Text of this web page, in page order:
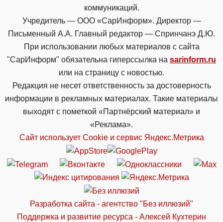
коммуникаций.
Учредитель — ООО «СарИнформ». Директор —
Письменный А.А. Главный редактор — Спринчанэ Д.Ю.
При использовании любых материалов с сайта
"СарИнформ" обязательна гиперссылка на sarinform.ru
или на страницу с новостью.
Редакция не несет ответственность за достоверность
информации в рекламных материалах. Такие материалы
выходят с пометкой «Партнёрский материал» и
«Реклама».
Сайт использует Cookie и сервиc Яндекс.Метрика
Разработка сайта - агентство "Без иллюзий"
Поддержка и развитие ресурса - Алексей Кухтерин